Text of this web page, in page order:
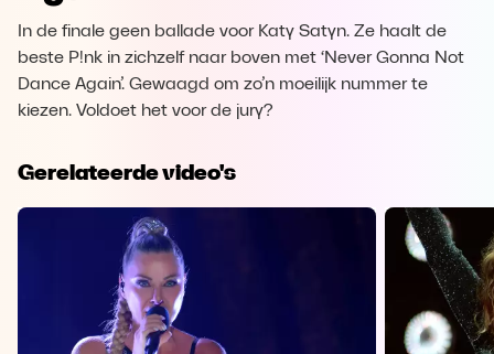
In de finale geen ballade voor Katy Satyn. Ze haalt de
beste P!nk in zichzelf naar boven met ‘Never Gonna Not
Dance Again’. Gewaagd om zo’n moeilijk nummer te
kiezen. Voldoet het voor de jury?
Gerelateerde video's